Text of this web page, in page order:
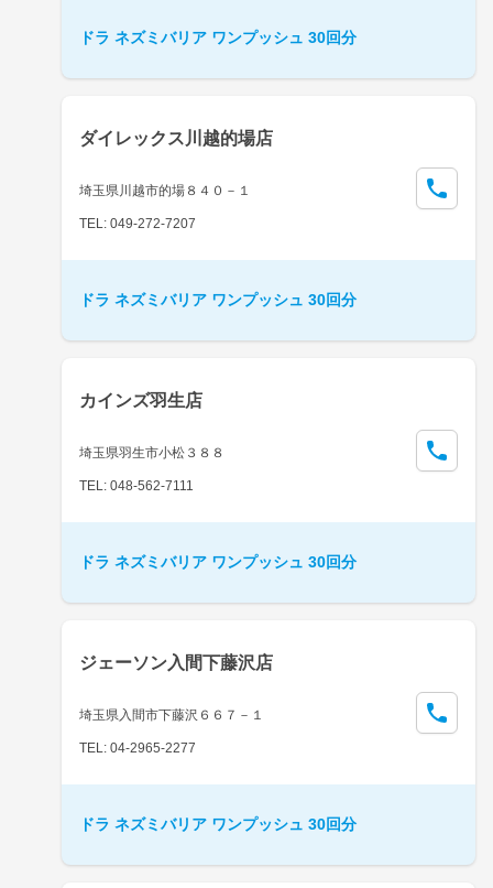
ドラ ネズミバリア ワンプッシュ 30回分
ダイレックス川越的場店
埼玉県川越市的場８４０－１
TEL: 049-272-7207
ドラ ネズミバリア ワンプッシュ 30回分
カインズ羽生店
埼玉県羽生市小松３８８
TEL: 048-562-7111
ドラ ネズミバリア ワンプッシュ 30回分
ジェーソン入間下藤沢店
埼玉県入間市下藤沢６６７－１
TEL: 04-2965-2277
ドラ ネズミバリア ワンプッシュ 30回分